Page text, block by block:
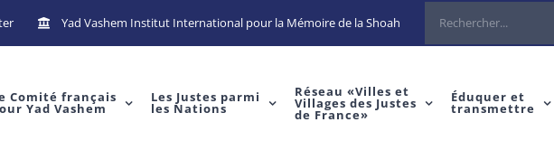
Yad Vashem Institut International pour la Mémoire de la Shoah Rechercher
Comité français
Yad Vashem
Les Justes parmi
les Nations
Réseau «Villes et
Villages des Justes
de France»
Éduquer et
transmettre